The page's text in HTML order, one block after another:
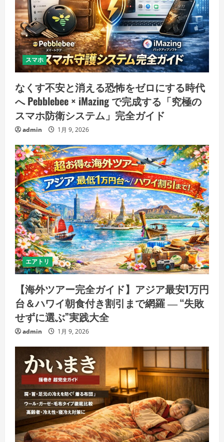
スマホ
なくす不安と消える恐怖をゼロにする時代
へ Pebblebee × iMazing で完成する「究極の
スマホ防衛システム」完全ガイド
admin 1月 9, 2026
エアトリ
【海外ツアー完全ガイド】アジア最安1万円
台＆ハワイ朝食付き割引まで網羅 ― “失敗
せずに選ぶ”実践大全
admin 1月 9, 2026